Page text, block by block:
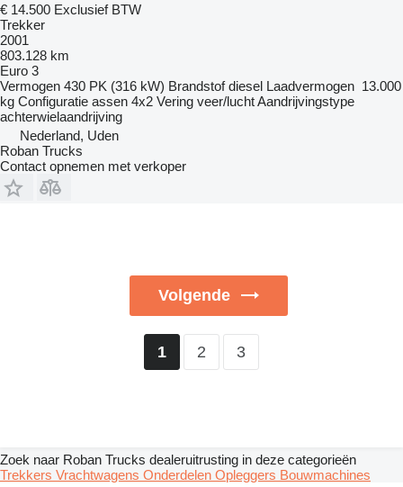
€ 14.500 Exclusief BTW
Trekker
2001
803.128 km
Euro 3
Vermogen 430 PK (316 kW) Brandstof diesel Laadvermogen 13.000
kg Configuratie assen 4x2 Vering veer/luchtAandrijvingstype
achterwielaandrijving
Nederland, Uden
Roban Trucks
Contact opnemen met verkoper
Volgende
1 2 3
Zoek naar Roban Trucks dealeruitrusting in deze categorieën
Trekkers Vrachtwagens Onderdelen Opleggers Bouwmachines